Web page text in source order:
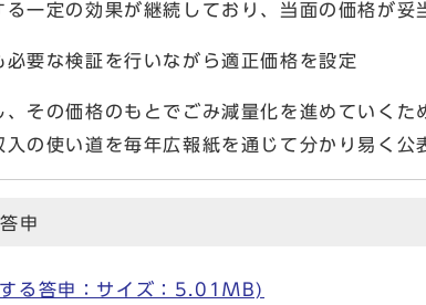
一定の効果が継続しており、当面の価格が妥
要な検証を行いながら適正価格を設定
その価格のもとでごみ減量化を進めていくた
の使い道を毎年広報紙を通じて分かり易く公
申
る答申：サイズ：5.01MB)